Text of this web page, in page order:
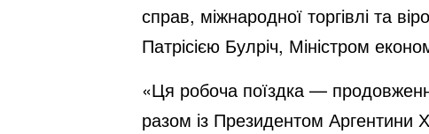
справ, міжнародної торгівлі та
Патрісією Булріч, Міністром
«Ця робоча поїздка —
разом із Президентом